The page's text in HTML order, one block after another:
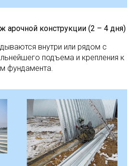
арочной конструкции (2 – 4 дня)
внутри или рядом с
подъема и крепления к
фундамента.